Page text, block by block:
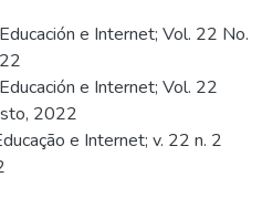
e Internet; Vol. 22 No.
e Internet; Vol. 22
2022
e Internet; v. 22 n. 2